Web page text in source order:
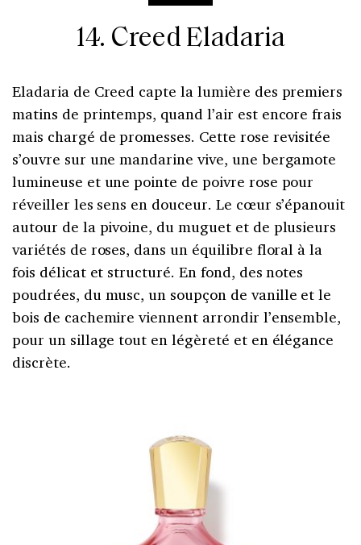
14. Creed Eladaria
Eladaria de Creed capte la lumière des premiers
matins de printemps, quand l’air est encore frais
mais chargé de promesses. Cette rose revisitée
s’ouvre sur une mandarine vive, une bergamote
lumineuse et une pointe de poivre rose pour
réveiller les sens en douceur. Le cœur s’épanouit
autour de la pivoine, du muguet et de plusieurs
variétés de roses, dans un équilibre floral à la
fois délicat et structuré. En fond, des notes
poudrées, du musc, un soupçon de vanille et le
bois de cachemire viennent arrondir l’ensemble,
pour un sillage tout en légèreté et en élégance
discrète.